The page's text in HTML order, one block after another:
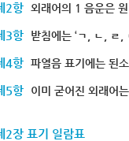
2항 외래어의 1 음운은
3항 받침에는 ‘ㄱ, ㄴ, ㄹ,
4항 파열음 표기에는 된
5항 이미 굳어진 외래어
2장 표기 일람표